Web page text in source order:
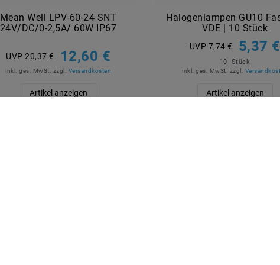
Mean Well LPV-60-24 SNT
24V/DC/0-2,5A/ 60W IP67
UVP 20,37 € 12,60 €
inkl. ges. MwSt. zzgl. Versandkosten
Artikel anzeigen
Halogenlampen GU10
VDE | 10 Stück
UVP 7,74 € 5,37 €
10 Stück
inkl. ges. MwSt. zzgl.
Artikel anzeigen